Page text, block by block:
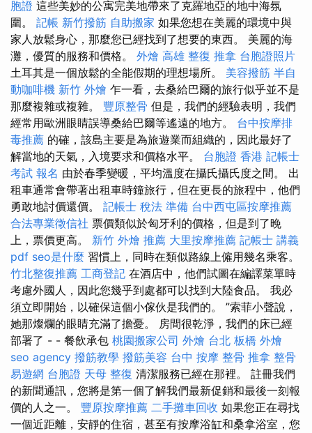
胞證 這些美妙的公寓完美地帶來了克羅地亞的地中海氛
圍。 記帳 新竹撥筋 自助搬家 如果您想在美麗的環境中與
家人放鬆身心，那麼您已經找到了想要的東西。 美麗的海
灘，優質的服務和價格。 外燴 高雄 整復 推拿 台胞證照片
土耳其是一個放鬆的全能假期的理想場所。 美容撥筋 半自
動咖啡機 新竹 外燴 乍一看，去桑給巴爾的旅行似乎並不是
那麼複雜或複雜。 豐原整骨 但是，我們的經驗表明，我們
經常用歐洲眼睛誤導桑給巴爾等遙遠的地方。 台中按摩排
毒推薦 的確，該島主要是為旅遊業而組織的，因此最好了
解當地的天氣，入境要求和價格水平。 台胞證 香港 記帳士
考試 報名 由於春季變暖，平均溫度在攝氏攝氏度之間。 出
租車通常會帶著出租車時鐘旅行，但在更長的旅程中，他們
勇敢地討價還價。 記帳士 稅法 準備 台中西屯區按摩推薦
合法專業徵信社 票價類似於匈牙利的價格，但是到了晚
上，票價更高。 新竹 外燴 推薦 大里按摩推薦 記帳士 講義
pdf seo是什麼 習慣上，同時在類似路線上僱用幾名乘客。
竹北整復推薦 工商登記 在酒店中，他們試圖在編譯菜單時
考慮外國人，因此您幾乎到處都可以找到大陸食品。 我必
須立即開始，以確保這個小傢伙是我們的。 ”索菲小聲說，
她那燦爛的眼睛充滿了擔憂。 房間很乾淨，我們的床已經
部署了 - - 餐飲承包 桃園搬家公司 外燴 台北 板橋 外燴
seo agency 撥筋教學 撥筋美容 台中 按摩 整骨 推拿 整骨
易遊網 台胞證 天母 整復 清潔服務已經在那裡。 註冊我們
的新聞通訊，您將是第一個了解我們最新促銷和最後一刻報
價的人之一。 豐原按摩推薦 二手攤車回收 如果您正在尋找
一個近距離，安靜的住宿，甚至有按摩浴缸和桑拿浴室，您